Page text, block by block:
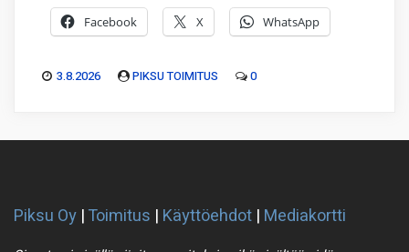
Facebook X WhatsApp
3.8.2026 PIKSU TOIMITUS 0
Piksu Oy |Toimitus | Käyttöehdot | Mediakortti